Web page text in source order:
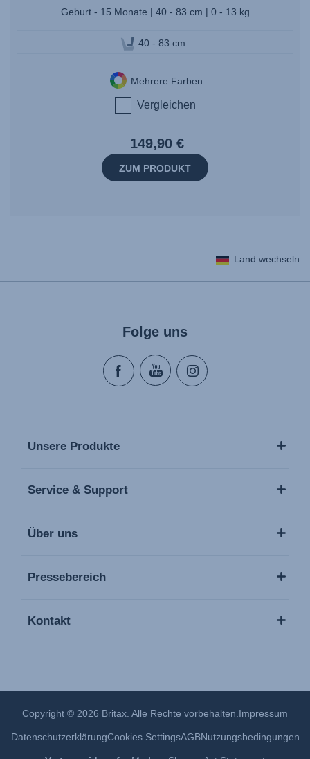
Geburt - 15 Monate | 40 - 83 cm | 0 - 13 kg
40 - 83 cm
Mehrere Farben
Vergleichen
149,90 €
ZUM PRODUKT
Land wechseln
Folge uns
Unsere Produkte
Service & Support
Über uns
Pressebereich
Kontakt
Copyright © 2026 Britax. Alle Rechte vorbehalten. Impressum
DatenschutzerklärungCookies SettingsAGBNutzungsbedingungen